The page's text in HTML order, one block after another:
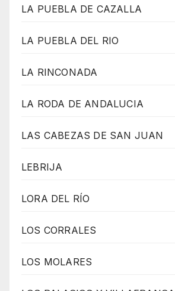
LA PUEBLA DE CAZALLA
LA PUEBLA DEL RIO
LA RINCONADA
LA RODA DE ANDALUCIA
LAS CABEZAS DE SAN JUAN
LEBRIJA
LORA DEL RÍO
LOS CORRALES
LOS MOLARES